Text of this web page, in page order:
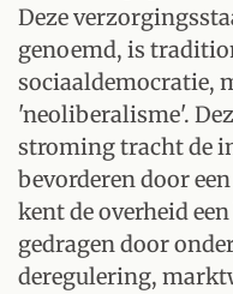
Deze
genoemd, is
sociaaldemocratie,
'neoliberalisme'.
stroming tracht de
bevorderen door
kent de overheid
gedragen door
deregulering,